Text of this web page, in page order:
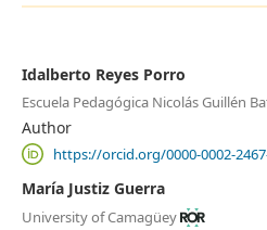
Idalberto Reyes Porro
Escuela Pedagógica Nicolás Guillén
Author
https://orcid.org/0000-0002-
María Justiz Guerra
University of Camagüey